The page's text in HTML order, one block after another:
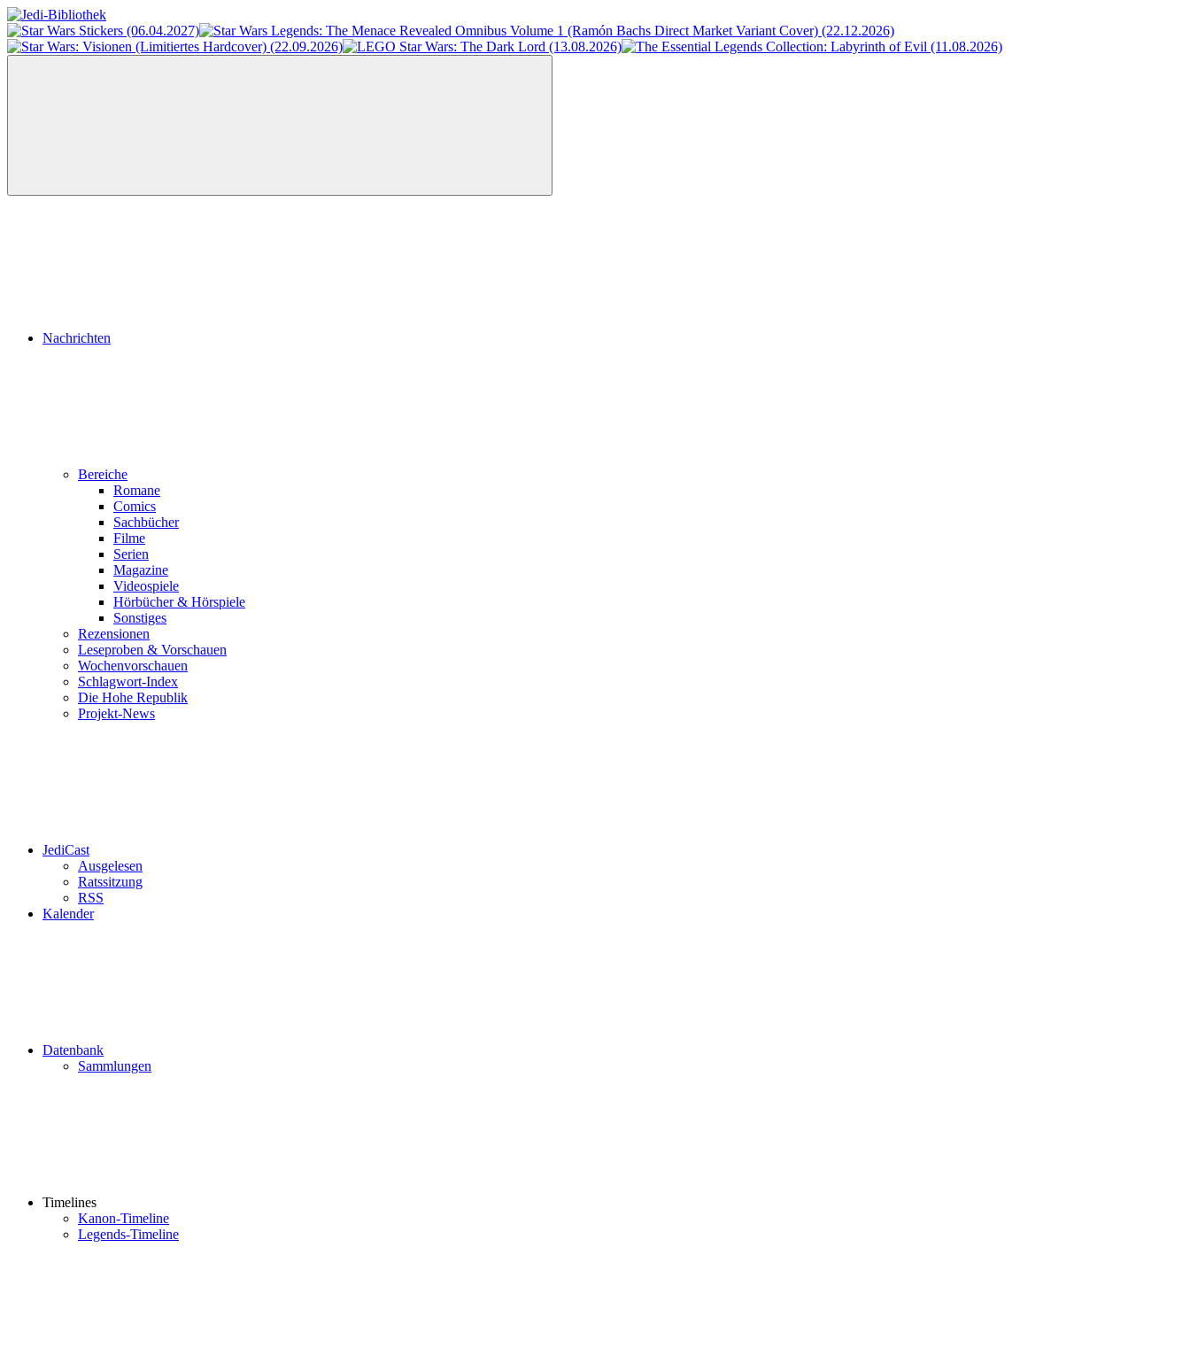
Zum
Inhalt
springen
Jedi-
Bibliothek
Das
Portal
Menü
Nachrichten
Bereiche
Romane
Comics
Sachbücher
Filme
Serien
Magazine
Videospiele
Hörbücher & Hörspiele
Sonstiges
Rezensionen
Leseproben & Vorschauen
Wochenvorschauen
Schlagwort-Index
Die Hohe Republik
Projekt-News
JediCast
Ausgelesen
Ratssitzung
RSS
Kalender
Datenbank
Sammlungen
Timelines
Kanon-Timeline
Legends-Timeline